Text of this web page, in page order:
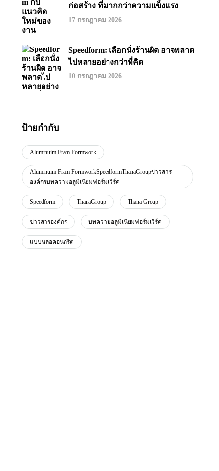
ก่อสร้าง ที่มากกว่าความแข็งแรง
17 กรกฎาคม 2026
Speedform: เลือกนั่งร้านผิด อาจพลาด
ไปหลายอย่างกว่าที่คิด
10 กรกฎาคม 2026
ป้ายกำกับ
Aluminuim Fram Formwork
Aluminuim Fram FormworkSpeedformThanaGroupข่าวสาร
องค์กรบทความอลูมิเนียมฟอร์มเวิร์ค
Speedform ThanaGroup Thana Group
ข่าวสารองค์กร บทความอลูมิเนียมฟอร์มเวิร์ค
แบบหล่อคอนกรีต